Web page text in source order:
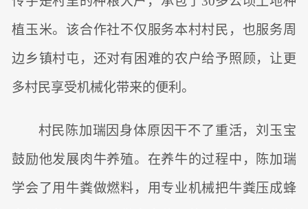
植玉米。该合作社不仅服务本村村民，也服务周
边乡镇村屯，还对有困难的农户给予照顾，让更
多村民享受机械化带来的便利。
村民陈加瑞因身体原因干不了重活，刘玉宝
鼓励他发展肉牛养殖。在养牛的过程中，陈加瑞
学会了用牛粪做燃料，用专业机械把牛粪压成蜂